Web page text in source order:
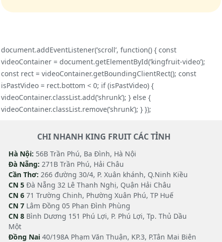
document.addEventListener(’scroll’, function() { const
videoContainer = document.getElementById(’kingfruit-video’);
const rect = videoContainer.getBoundingClientRect(); const
isPastVideo = rect.bottom < 0; if (isPastVideo) {
videoContainer.classList.add(’shrunk’); } else {
videoContainer.classList.remove(’shrunk’); } });
CHI NHANH KING FRUIT CÁC TỈNH
Hà Nội: 56B Trần Phú, Ba Đình, Hà Nội
Đà Nẵng: 271B Trần Phú, Hải Châu
Cần Thơ: 266 đường 30/4, P. Xuân khánh, Q.Ninh Kiều
CN 5 Đà Nẵng 32 Lê Thanh Nghị, Quận Hải Châu
CN 6 71 Trường Chinh, Phường Xuân Phú, TP Huế
CN 7 Lâm Đồng 05 Phan Đình Phùng
CN 8 Bình Dương 151 Phú Lợi, P. Phú Lợi, Tp. Thủ Dầu
Một
Đồng Nai 40/198A Phạm Văn Thuận, KP.3, P.Tân Mai Biên